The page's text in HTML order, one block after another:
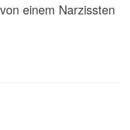
einem Narzissten